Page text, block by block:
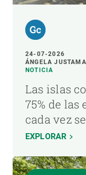
24-07-2026
ÁNGELA
NOTICIA
Las islas
75% de
cada vez
EXPLORAR